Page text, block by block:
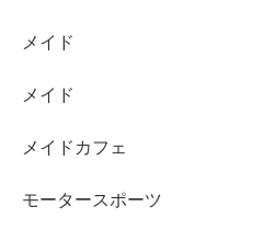
メイド
メイド
メイドカフェ
モータースポーツ